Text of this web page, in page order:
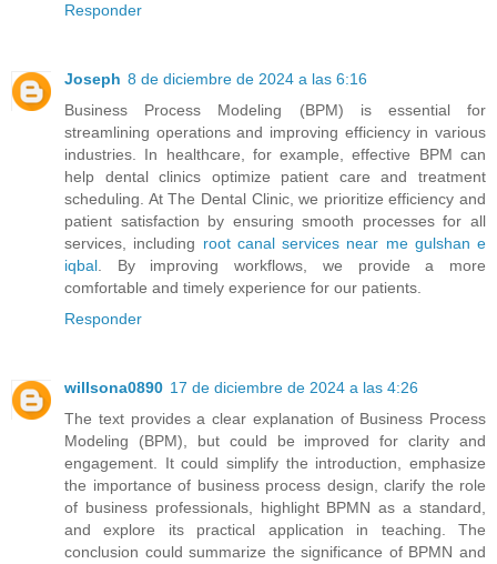
Responder
Joseph 8 de diciembre de 2024 a las 6:16
Business Process Modeling (BPM) is essential for
streamlining operations and improving efficiency in various
industries. In healthcare, for example, effective BPM can
help dental clinics optimize patient care and treatment
scheduling. At The Dental Clinic, we prioritize efficiency and
patient satisfaction by ensuring smooth processes for all
services, including root canal services near me gulshan e
iqbal . By improving workflows, we provide a more
comfortable and timely experience for our patients.
Responder
willsona0890 17 de diciembre de 2024 a las 4:26
The text provides a clear explanation of Business Process
Modeling (BPM), but could be improved for clarity and
engagement. It could simplify the introduction, emphasize
the importance of business process design, clarify the role
of business professionals, highlight BPMN as a standard,
and explore its practical application in teaching. The
conclusion could summarize the significance of BPMN and